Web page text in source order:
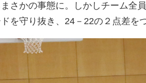
さかの事態に。しかしチーム全
を守り抜き、24－22の２点差を